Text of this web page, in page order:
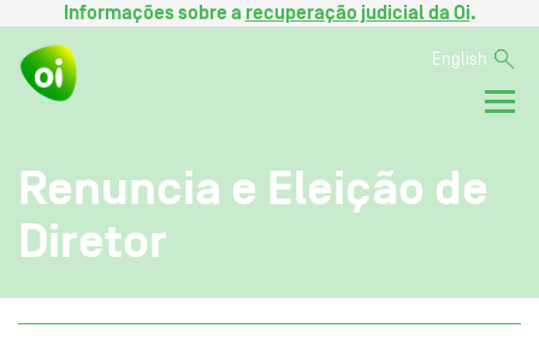
Informações sobre a recuperação judicial da Oi.
English
Renuncia e Eleição de
Diretor